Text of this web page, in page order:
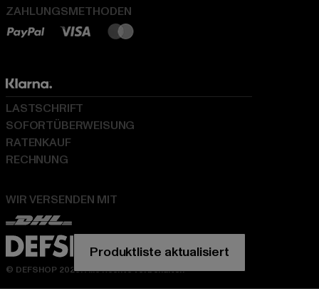
ZAHLUNGSMETHODEN
WIR VERSENDEN MIT
LASTSCHRIFT
SOFORTÜBERWEISUNG
RATENKAUF
RECHNUNG
© DEFSHOP 2026. Alle Rechte vorbehalten